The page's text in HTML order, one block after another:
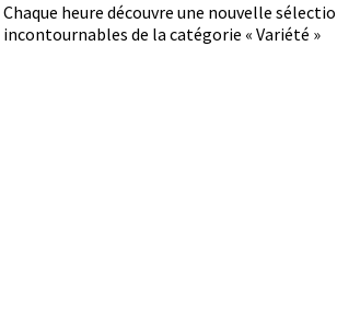
Chaque heure découvre une nouvelle
incontournables de la catégorie « Variété »